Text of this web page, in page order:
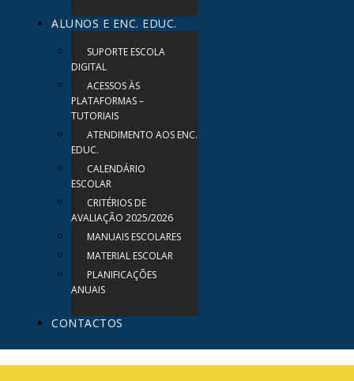
ALUNOS E ENC. EDUC.
SUPORTE ESCOLA
DIGITAL
ACESSOS ÀS
PLATAFORMAS –
TUTORIAIS
ATENDIMENTO AOS ENC.
EDUC.
CALENDÁRIO
ESCOLAR
CRITÉRIOS DE
AVALIAÇÃO 2025/2026
MANUAIS ESCOLARES
MATERIAL ESCOLAR
PLANIFICAÇÕES
ANUAIS
CONTACTOS